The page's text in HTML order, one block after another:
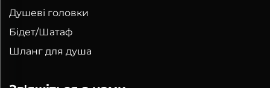
Душеві головки
Бідет/Шатаф
Шланг для душа